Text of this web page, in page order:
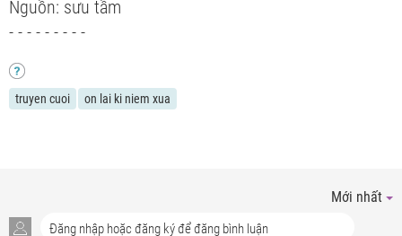
Nguồn: sưu tầm
- - - - - - - - -
truyen cuoi on lai ki niem xua
Mới nhất